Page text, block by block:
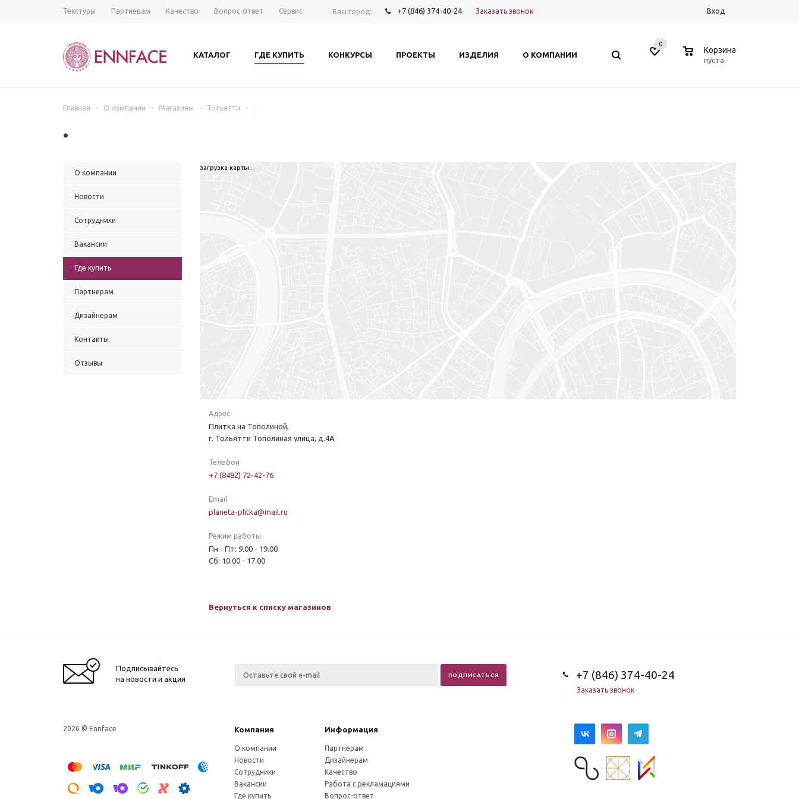
Текстуры Партнерам Качество Вопрос-ответ Сервис Ваш город: +7 (846) 374-40-24 Заказать звонок Вход
КАТАЛОГ ГДЕ КУПИТЬ КОНКУРСЫ ПРОЕКТЫ ИЗДЕЛИЯ О КОМПАНИИ
0
Корзина
пуста
Главная - О компании - Магазины - Тольятти - .
.
О компании
Новости
Сотрудники
Вакансии
Где купить
Партнерам
Дизайнерам
Контакты
Отзывы
загрузка карты...
Адрес
Плитка на Тополиной,
г. Тольятти Тополиная улица, д.4А
Телефон
+7 (8482) 72-42-76
Email
planeta-plitka@mail.ru
Режим работы
Пн - Пт: 9.00 - 19.00
Сб: 10.00 - 17.00
Вернуться к списку магазинов
Подписывайтесь
на новости и акции
+7 (846) 374-40-24
Заказать звонок
2026 © Ennface Компания Информация
О компании
Новости
Сотрудники
Вакансии
Где купить
Партнерам
Дизайнерам
Качество
Работа с рекламациями
Вопрос-ответ